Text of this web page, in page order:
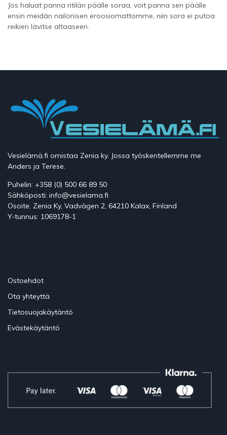
Jos haluat panna ritilän päälle soraa, voit panna sen päälle
ensin meidän nailonisen eroosiomattomme, niin sora ei putoa
reikien lävitse altaaseen.
Vesielämä.fi omistaa Zenia ky. Jossa työskentellemme me
Anders ja Terese.
Puhelin: +358 (0) 500 66 89 50
Sähköposti: info@vesielama.fi
Osoite: Zenia Ky, Vadvägen 2, 64210 Kalax, Finland
Y-tunnus: 1069178-1
Ostoehdot
Ota yhteyttä
Tietosuojakäytäntö
Evästekäytäntö